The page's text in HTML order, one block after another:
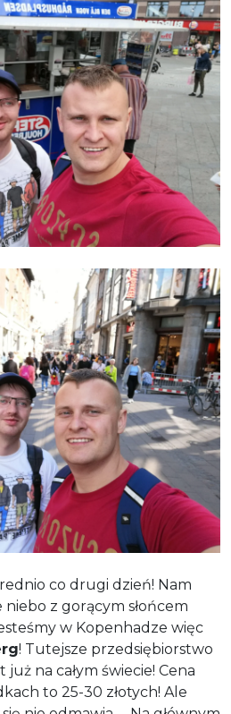
co drugi dzień! Nam
z gorącym słońcem
w Kopenhadze więc
! Tutejsze przedsiębiorstwo
na całym świecie! Cena
to 25-30 złotych! Ale